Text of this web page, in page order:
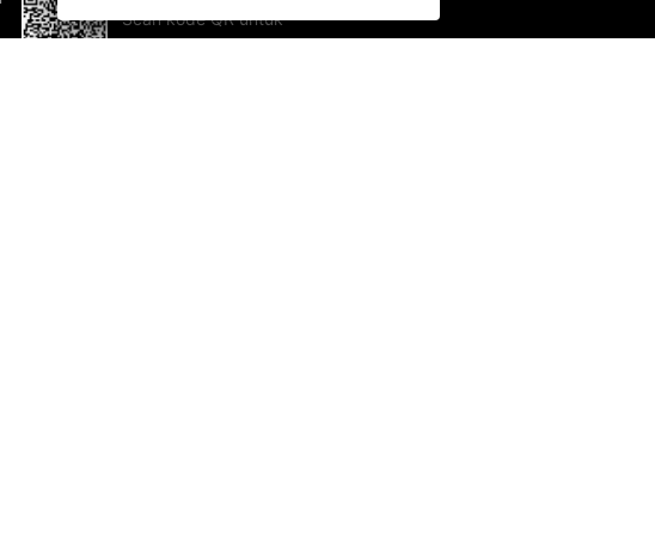
Scan kode QR untuk
mengunduh sekarang!